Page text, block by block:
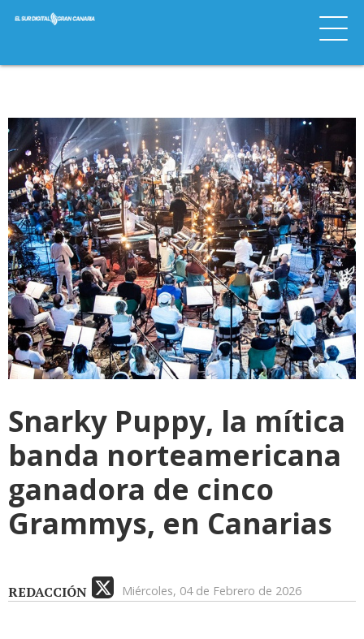
Snarky Puppy, la mítica
banda norteamericana
ganadora de cinco
Grammys, en Canarias
REDACCIÓN Miércoles, 04 de Febrero de 2026